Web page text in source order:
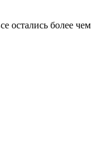
остались более чем